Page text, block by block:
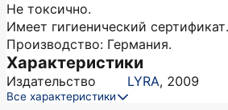
Не токсично.
Имеет гигиенический сертификат.
Производство: Германия.
Характеристики
Издательство LYRA, 2009
Все характеристики